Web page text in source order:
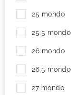
25 mondo
25,5 mondo
26 mondo
26,5 mondo
27 mondo